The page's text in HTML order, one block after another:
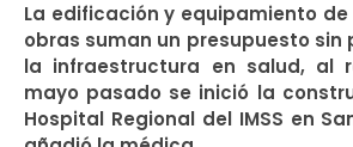
La edificación y equipamiento
obras suman un presupuesto sin
la infraestructura en salud, al
mayo pasado se inició la
Hospital Regional del IMSS en